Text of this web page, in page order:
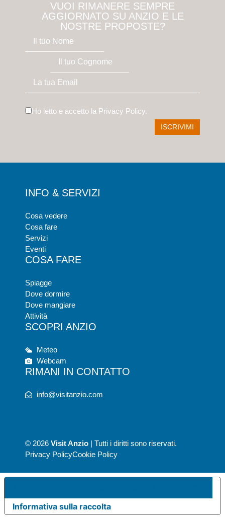
VUOI RIMANERE SEMPRE
AGGIORNATO SU ANZIO E LE
NOSTRE PROPOSTE?
Ho letto e accetto la Privacy Policy.
INFO & SERVIZI
Cosa vedere
Cosa fare
Servizi
Eventi
COSA FARE
Spiagge
Dove dormire
Dove mangiare
Attività
SCOPRI ANZIO
Meteo
Webcam
RIMANI IN CONTATTO
info@visitanzio.com
© 2026 Visit Anzio | Tutti i diritti sono riservati.
Privacy PolicyCookie Policy
Informativa sulla raccolta